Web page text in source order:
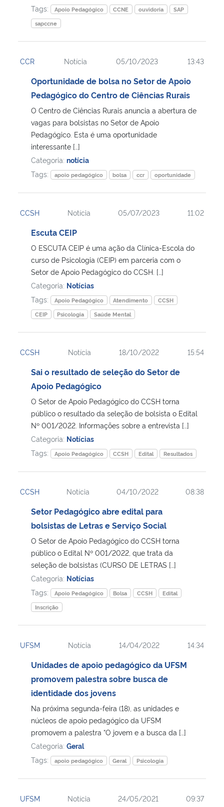
Tags:
Apoio Pedagógico CCNE ouvidoria
SAP
sapccne
CCR Notícia 05/10/2023 13:43
Oportunidade de bolsa no Setor de Apoio
Pedagógico do Centro de Ciências Rurais
O Centro de Ciências Rurais anuncia a abertura de
vagas para bolsistas no Setor de Apoio
Pedagógico. Esta é uma oportunidade
interessante […]
Categoria: notícia
Tags:
apoio pedagógico bolsa ccr oportunidade
CCSH Notícia 05/07/2023 11:02
Escuta CEIP
O ESCUTA CEIP é uma ação da Clínica-Escola do
curso de Psicologia (CEIP) em parceria com o
Setor de Apoio Pedagógico do CCSH. […]
Categoria: Notícias
Tags:
Apoio Pedagógico Atendimento
CCSH
CEIP
Psicologia Saúde Mental
CCSH Notícia 18/10/2022 15:54
Sai o resultado de seleção do Setor de
Apoio Pedagógico
O Setor de Apoio Pedagógico do CCSH torna
público o resultado da seleção de bolsista o Edital
Nº 001/2022. Informações sobre a entrevista […]
Categoria: Notícias
Tags:
Apoio Pedagógico CCSH Edital Resultados
CCSH Notícia 04/10/2022 08:38
Setor Pedagógico abre edital para
bolsistas de Letras e Serviço Social
O Setor de Apoio Pedagógico do CCSH torna
público o Edital Nº 001/2022, que trata da
seleção de bolsistas (CURSO DE LETRAS […]
Categoria: Notícias
Tags:
Apoio Pedagógico Bolsa CCSH
Edital
Inscrição
UFSM Notícia 14/04/2022 14:34
Unidades de apoio pedagógico da UFSM
promovem palestra sobre busca de
identidade dos jovens
Na próxima segunda-feira (18), as unidades e
núcleos de apoio pedagógico da UFSM
promovem a palestra “O jovem e a busca da […]
Categoria: Geral
Tags:
apoio pedagógico Geral Psicologia
UFSM Notícia 24/05/2021 09:37